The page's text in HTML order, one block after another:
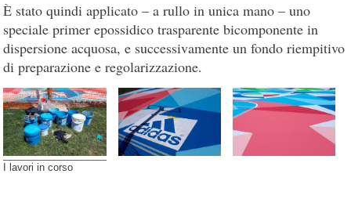
È stato quindi applicato – a rullo in unica mano – uno
speciale primer epossidico trasparente bicomponente in
dispersione acquosa, e successivamente un fondo riempitivo
di preparazione e regolarizzazione.
I lavori in corso